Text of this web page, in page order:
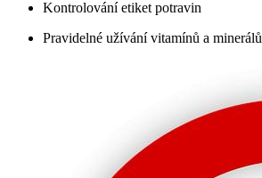
Kontrolování etiket potravin
Pravidelné užívání vitamínů a minerálů